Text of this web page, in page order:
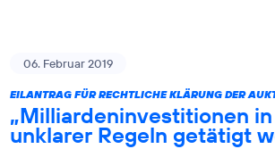
06. Februar 2019
EILANTRAG FÜR RECHTLICHE KLÄRUNG DER
„Milliardeninvestitionen
unklarer Regeln getätigt